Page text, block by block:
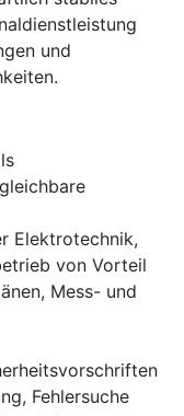
und
Elektrotechnik,
von Vorteil
Mess- und
Fehlersuche